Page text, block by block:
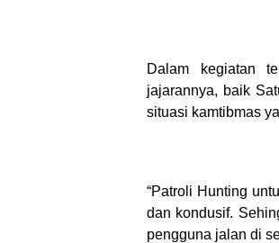
Dalam kegiatan
jajarannya, baik
situasi kamtibmas
“Patroli Hunting
dan kondusif.
pengguna jalan di